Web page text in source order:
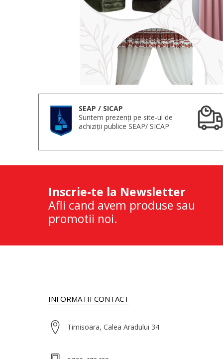
SEAP / SICAP
Suntem prezenți pe site-ul de
achiziții publice SEAP/ SICAP
Inscrie-te la Newsletter
Afli cand avem produse sau
promotii noi.
INFORMATII CONTACT
Timisoara, Calea Aradului 34